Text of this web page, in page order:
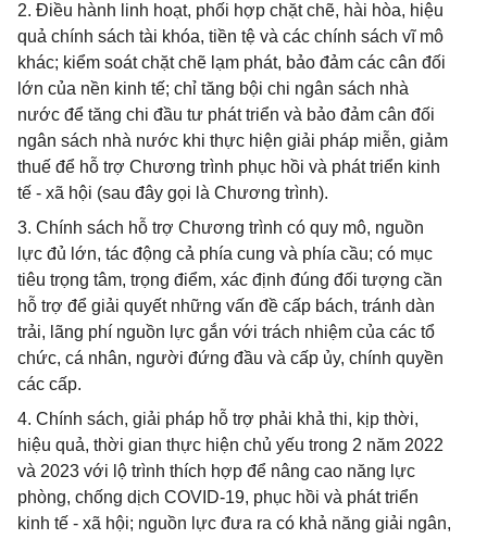
2. Điều hành linh hoạt, phối hợp chặt chẽ, hài hòa, hiệu
quả chính sách tài khóa, tiền tệ và các chính sách vĩ mô
khác; kiểm soát chặt chẽ lạm phát, bảo đảm các cân đối
lớn của nền kinh tế; chỉ tăng bội chi ngân sách nhà
nước để tăng chi đầu tư phát triển và bảo đảm cân đối
ngân sách nhà nước khi thực hiện giải pháp miễn, giảm
thuế để hỗ trợ Chương trình phục hồi và phát triển kinh
tế - xã hội (sau đây gọi là Chương trình).
3. Chính sách hỗ trợ Chương trình có quy mô, nguồn
lực đủ lớn, tác động cả phía cung và phía cầu; có mục
tiêu trọng tâm, trọng điểm, xác định đúng đối tượng cần
hỗ trợ để giải quyết những vấn đề cấp bách, tránh dàn
trải, lãng phí nguồn lực gắn với trách nhiệm của các tổ
chức, cá nhân, người đứng đầu và cấp ủy, chính quyền
các cấp.
4. Chính sách, giải pháp hỗ trợ phải khả thi, kịp thời,
hiệu quả, thời gian thực hiện chủ yếu trong 2 năm 2022
và 2023 với lộ trình thích hợp để nâng cao năng lực
phòng, chống dịch COVID-19, phục hồi và phát triển
kinh tế - xã hội; nguồn lực đưa ra có khả năng giải ngân,